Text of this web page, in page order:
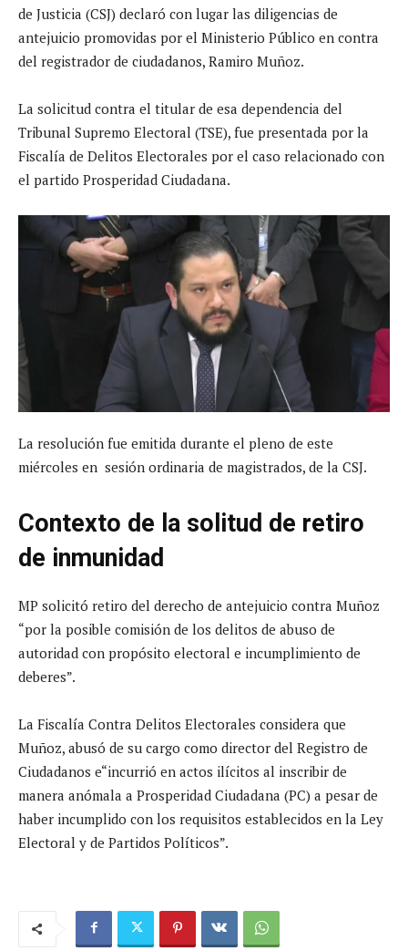
de Justicia (CSJ) declaró con lugar las diligencias de
antejuicio promovidas por el Ministerio Público en contra
del registrador de ciudadanos, Ramiro Muñoz.
La solicitud contra el titular de esa dependencia del
Tribunal Supremo Electoral (TSE), fue presentada por la
Fiscalía de Delitos Electorales por el caso relacionado con
el partido Prosperidad Ciudadana.
La resolución fue emitida durante el pleno de este
miércoles en sesión ordinaria de magistrados, de la CSJ.
Contexto de la solitud de retiro
de inmunidad
MP solicitó retiro del derecho de antejuicio contra Muñoz
“por la posible comisión de los delitos de abuso de
autoridad con propósito electoral e incumplimiento de
deberes”.
La Fiscalía Contra Delitos Electorales considera que
Muñoz, abusó de su cargo como director del Registro de
Ciudadanos e“incurrió en actos ilícitos al inscribir de
manera anómala a Prosperidad Ciudadana (PC) a pesar de
haber incumplido con los requisitos establecidos en la Ley
Electoral y de Partidos Políticos”.